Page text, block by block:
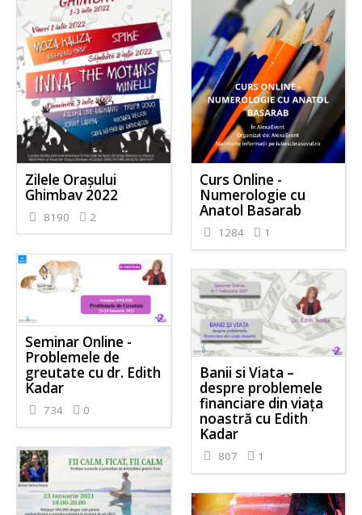
Zilele Orașului
Ghimbav 2022
8190 2
Curs Online -
Numerologie cu
Anatol Basarab
1284 1
Seminar Online -
Problemele de
greutate cu dr. Edith
Kadar
734 0
Banii si Viata –
despre problemele
financiare din viața
noastră cu Edith
Kadar
807 1